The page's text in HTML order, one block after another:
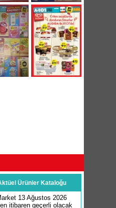
Ürünler Kataloğu
13 Ağustos 2026
itibaren geçerli olacak